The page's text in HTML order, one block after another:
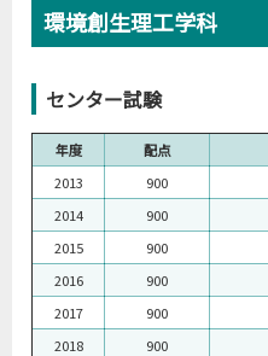
環境創生理工学科
センター試験
年度 配点
2013
900
2014
900
2015
900
2016
900
2017
900
2018
900